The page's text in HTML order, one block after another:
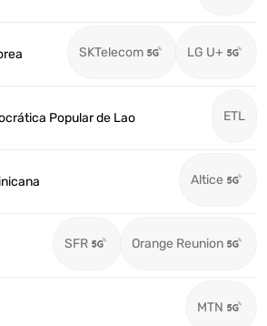
SKTelecom LG U+
Popular de Lao ETL
Altice
SFR Orange Reunion
MTN